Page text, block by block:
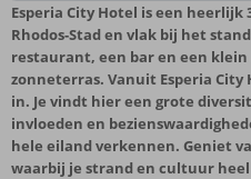
Esperia City Hotel is een
Rhodos-Stad en vlak bij het
restaurant, een bar en een
zonneterras. Vanuit Esperia City
in. Je vindt hier een grote
invloeden en
hele eiland verkennen. Geniet
waarbij je strand en cultuur